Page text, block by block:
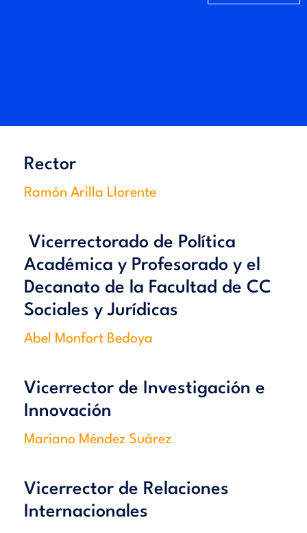
Rector
Ramón Arilla Llorente
Vicerrectorado de Política
Académica y Profesorado y el
Decanato de la Facultad de CC
Sociales y Jurídicas
Abel Monfort Bedoya
Vicerrector de Investigación e
Innovación
Mariano Méndez Suárez
Vicerrector de Relaciones
Internacionales